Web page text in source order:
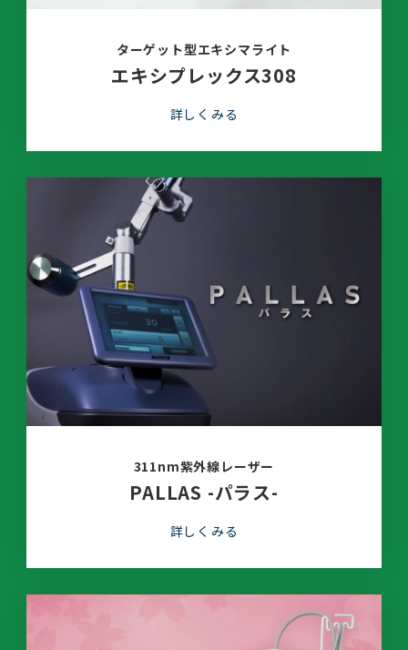
ターゲット型エキシマライト
エキシプレックス308
詳しくみる
311nm紫外線レーザー
PALLAS -パラス-
詳しくみる